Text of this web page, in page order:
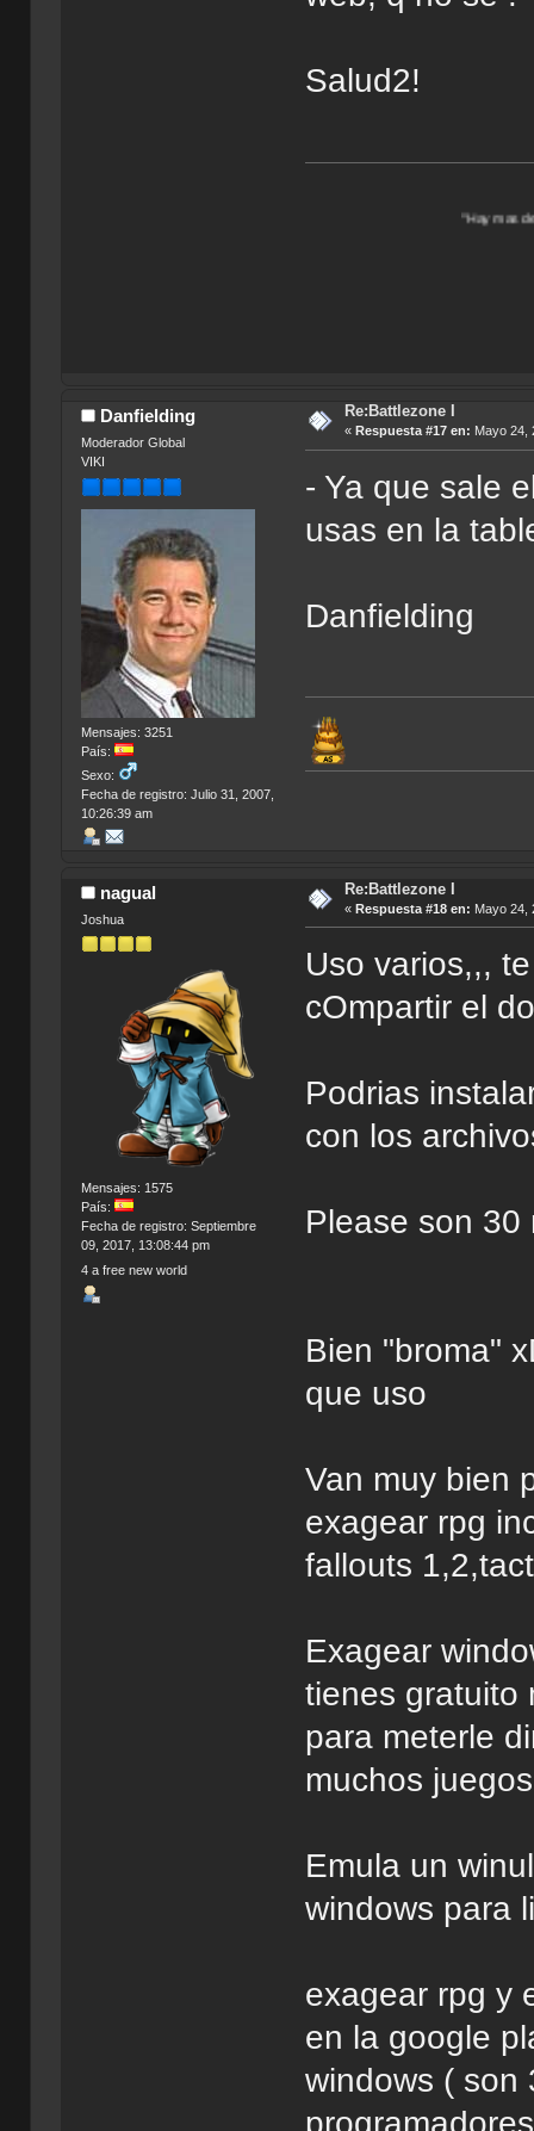
Salud2!
"Hay mas de un Universo
Danfielding
Moderador Global
VIKI
Mensajes: 3251
País:
Sexo:
Fecha de registro: Julio 31, 2007,
10:26:39 am
Re:Battlezone I
« Respuesta #17 en: Mayo 24,
- Ya que sale
usas en la
Danfielding
nagual
Joshua
Mensajes: 1575
País:
Fecha de registro: Septiembre
09, 2017, 13:08:44 pm
4 a free new world
Re:Battlezone I
« Respuesta #18 en: Mayo 24,
Uso varios,,,
cOmpartir el
Podrias
con los
Please son 30
Bien "broma"
que uso
Van muy bien
exagear rpg
fallouts
Exagear
tienes gratuito
para meterle
muchos
Emula un
windows para
exagear rpg y
en la google
windows ( son